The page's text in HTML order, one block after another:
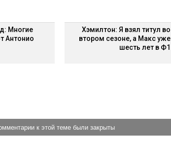
Многие
Антонио
Хэмилтон: Я взял титул во
втором сезоне, а Макс уже
шесть лет в Ф1
к этой теме были закрыты